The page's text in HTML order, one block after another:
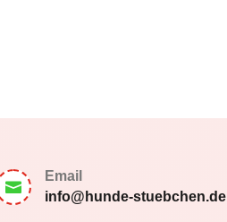

Email
info@hunde-stuebchen.de